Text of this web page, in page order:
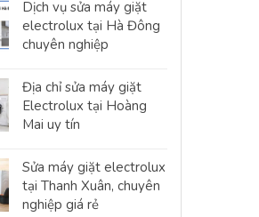
Dịch vụ sửa máy giặt
electrolux tại Hà Đông
chuyên nghiệp
Địa chỉ sửa máy giặt
Electrolux tại Hoàng
Mai uy tín
Sửa máy giặt electrolux
tại Thanh Xuân, chuyên
nghiệp giá rẻ